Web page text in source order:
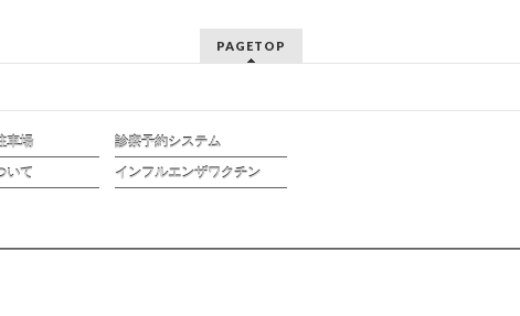
PAGETOP
車場
診察予約システム
いて
インフルエンザワクチン